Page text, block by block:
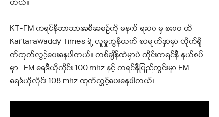
တယ်။
KT-FM ကရင်နီဘာသာအစီအစဉ်ကို မနက် ရး၀၀ မှ ၈းဝဝ ထိ
Kantarawaddy Times ရဲ့ လူမှုကွန်ယက် စာမျက်နှာမှာ တိုက်ရို
တ်ထုတ်လွှင့်ပေးနေပါတယ်။ တစ်ချိန်ထဲမှာပဲ ထိုင်းကရင်နီ နယ်စပ်
မှာ FM ရေဒီယိုလိုင်း 100 mhz နှင့် ကရင်နီပြည်တွင်းမှာ FM
ရေဒီယိုလိုင်း 108 mhz ထုတ်လွှင့်ပေးနေပါတယ်။